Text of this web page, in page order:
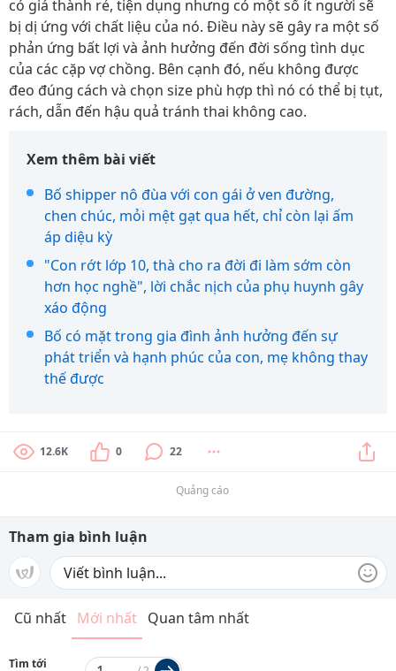
có giá thành rẻ, tiện dụng nhưng có một số ít người sẽ
bị dị ứng với chất liệu của nó. Điều này sẽ gây ra một số
phản ứng bất lợi và ảnh hưởng đến đời sống tình dục
của các cặp vợ chồng. Bên cạnh đó, nếu không được
đeo đúng cách và chọn size phù hợp thì nó có thể bị tụt,
rách, dẫn đến hậu quả tránh thai không cao.
Xem thêm bài viết
Bố shipper nô đùa với con gái ở ven đường,
chen chúc, mỏi mệt gạt qua hết, chỉ còn lại ấm
áp diệu kỳ
"Con rớt lớp 10, thà cho ra đời đi làm sớm còn
hơn học nghề", lời chắc nịch của phụ huynh gây
xáo động
Bố có mặt trong gia đình ảnh hưởng đến sự
phát triển và hạnh phúc của con, mẹ không thay
thế được
12.6K 0 22
Quảng cáo
Tham gia bình luận
Cũ nhất Mới nhất Quan tâm nhất
Tìm tới